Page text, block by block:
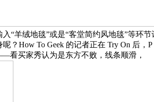
羊绒地毯”或是“客堂简约风地毯”等环
How To Geek 的记者正在 Try On 后，
看买家秀认为是东方不败，线条顺滑，